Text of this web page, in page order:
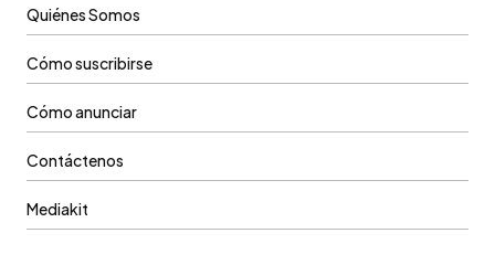
Quiénes Somos
Cómo suscribirse
Cómo anunciar
Contáctenos
Mediakit